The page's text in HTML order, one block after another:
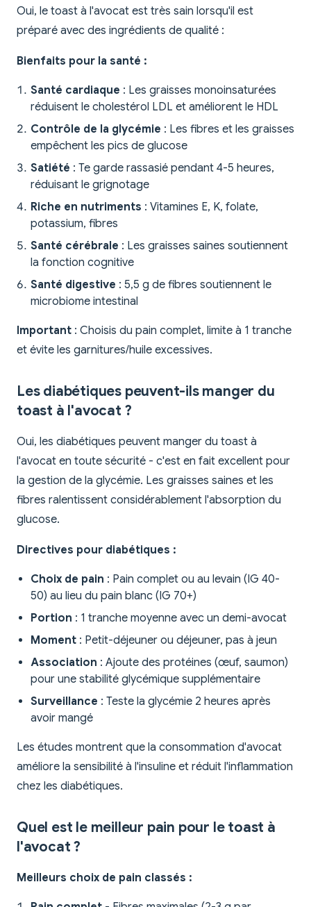
Oui, le toast à l'avocat est très sain lorsqu'il est
préparé avec des ingrédients de qualité :
Bienfaits pour la santé :
Santé cardiaque : Les graisses monoinsaturées
réduisent le cholestérol LDL et améliorent le HDL
Contrôle de la glycémie : Les fibres et les graisses
empêchent les pics de glucose
Satiété : Te garde rassasié pendant 4-5 heures,
réduisant le grignotage
Riche en nutriments : Vitamines E, K, folate,
potassium, fibres
Santé cérébrale : Les graisses saines soutiennent
la fonction cognitive
Santé digestive : 5,5 g de fibres soutiennent le
microbiome intestinal
Important : Choisis du pain complet, limite à 1 tranche
et évite les garnitures/huile excessives.
Les diabétiques peuvent-ils manger du
toast à l'avocat ?
Oui, les diabétiques peuvent manger du toast à
l'avocat en toute sécurité - c'est en fait excellent pour
la gestion de la glycémie. Les graisses saines et les
fibres ralentissent considérablement l'absorption du
glucose.
Directives pour diabétiques :
Choix de pain : Pain complet ou au levain (IG 40-
50) au lieu du pain blanc (IG 70+)
Portion : 1 tranche moyenne avec un demi-avocat
Moment : Petit-déjeuner ou déjeuner, pas à jeun
Association : Ajoute des protéines (œuf, saumon)
pour une stabilité glycémique supplémentaire
Surveillance : Teste la glycémie 2 heures après
avoir mangé
Les études montrent que la consommation d'avocat
améliore la sensibilité à l'insuline et réduit l'inflammation
chez les diabétiques.
Quel est le meilleur pain pour le toast à
l'avocat ?
Meilleurs choix de pain classés :